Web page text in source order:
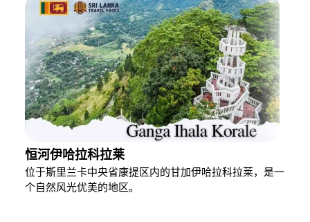
恒河伊哈拉科拉莱
位于斯里兰卡中央省康提区内的甘加伊哈拉科拉莱，是一
个自然风光优美的地区。